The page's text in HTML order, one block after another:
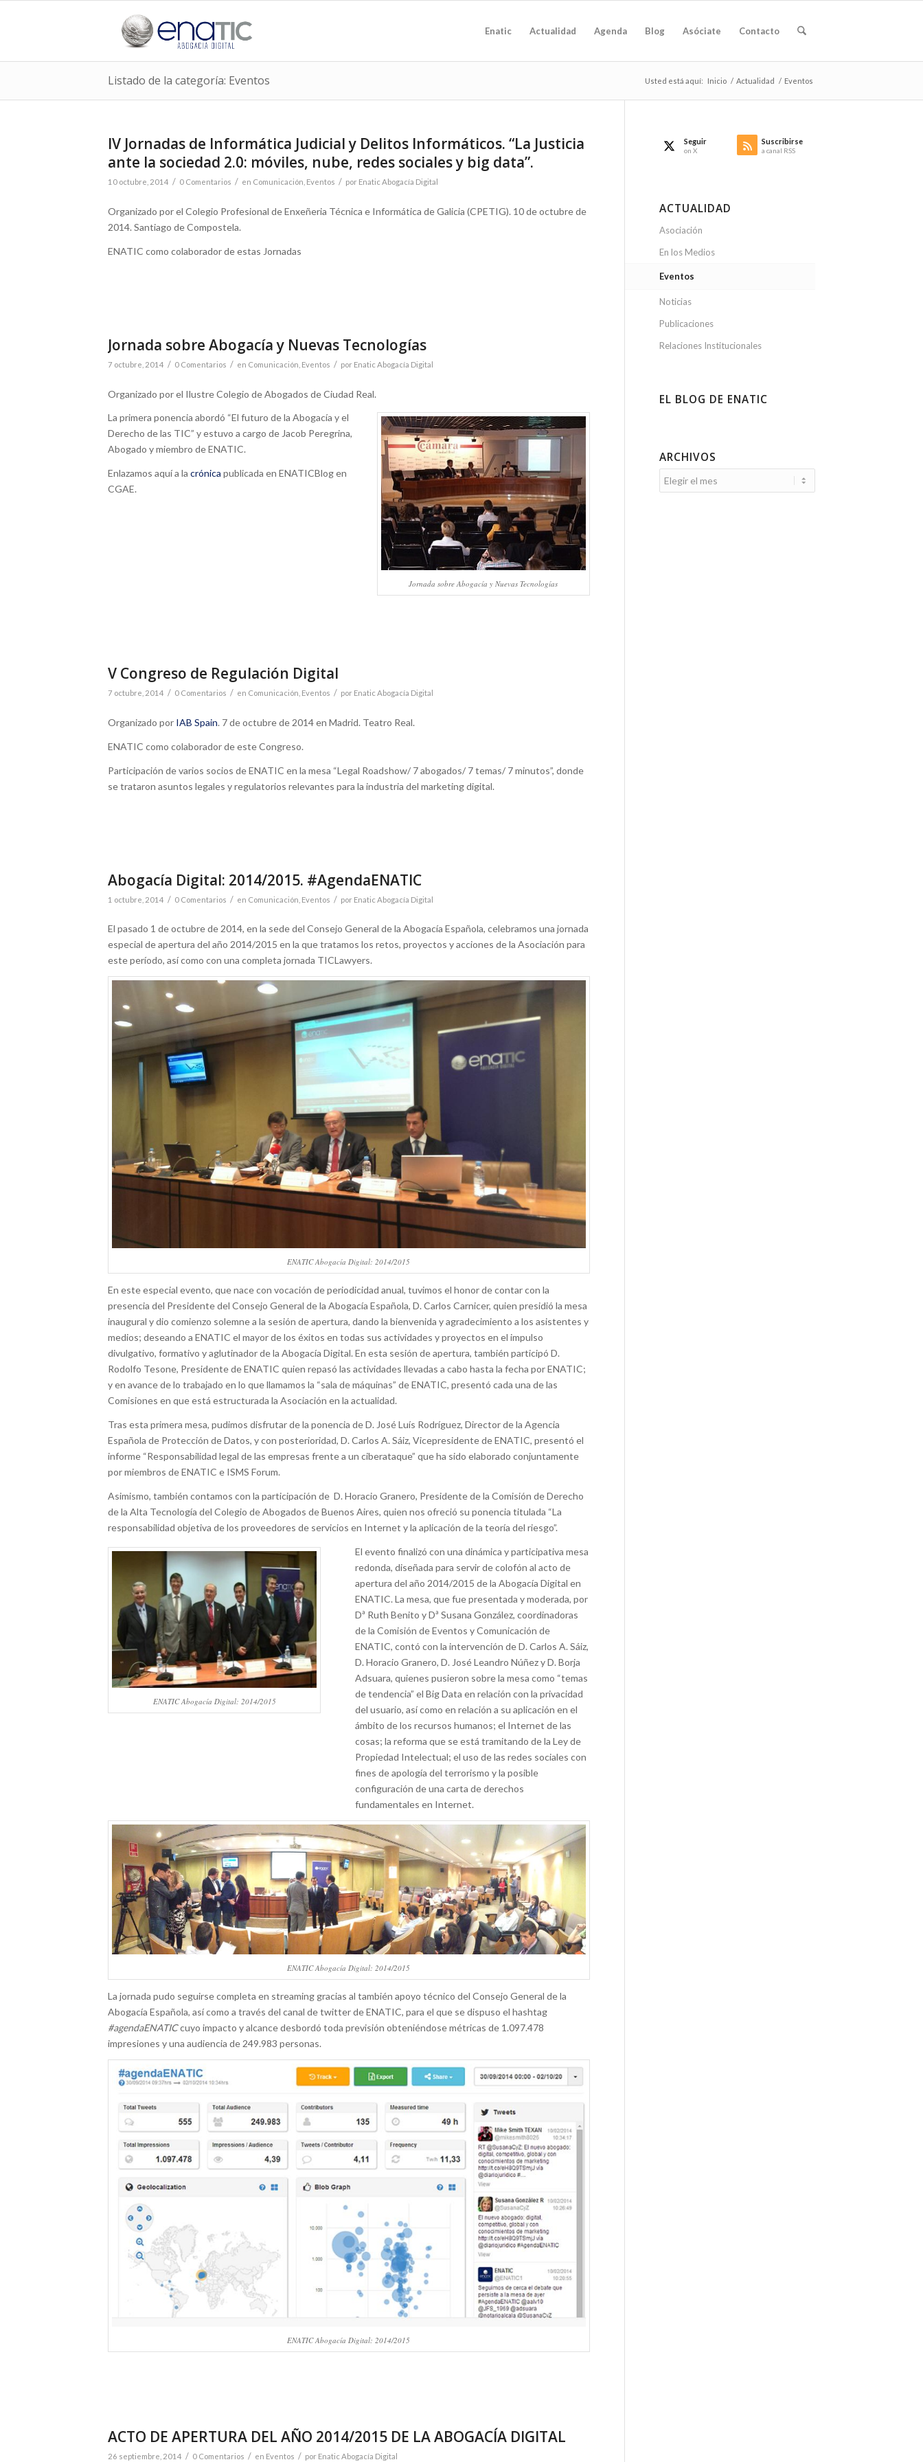
Enatic Actualidad Agenda Blog Asóciate Contacto
Listado de la categoría: Eventos Usted está aquí: Inicio / Actualidad / Eventos
IV Jornadas de Informática Judicial y Delitos Informáticos. “La Justicia
ante la sociedad 2.0: móviles, nube, redes sociales y big data”.
10 octubre, 2014 / 0 Comentarios / en Comunicación Eventos / por Enatic Abogacía Digital
Organizado por el Colegio Profesional de Enxeñeria Técnica e Informática de Galicia (CPETIG). 10 de octubre de
2014. Santiago de Compostela.
ENATIC como colaborador de estas Jornadas
Jornada sobre Abogacía y Nuevas Tecnologías
7 octubre, 2014 / 0 Comentarios / en Comunicación Eventos / por Enatic Abogacía Digital
Organizado por el Ilustre Colegio de Abogados de Ciudad Real.
Jornada sobre Abogacía y Nuevas Tecnologías
La primera ponencia abordó “El futuro de la Abogacía y el
Derecho de las TIC” y estuvo a cargo de Jacob Peregrina,
Abogado y miembro de ENATIC.
Enlazamos aquí a la crónica publicada en ENATICBlog en
CGAE.
V Congreso de Regulación Digital
7 octubre, 2014 / 0 Comentarios / en Comunicación Eventos / por Enatic Abogacía Digital
Organizado por IAB Spain. 7 de octubre de 2014 en Madrid. Teatro Real.
ENATIC como colaborador de este Congreso.
Participación de varios socios de ENATIC en la mesa “Legal Roadshow/ 7 abogados/ 7 temas/ 7 minutos”, donde
se trataron asuntos legales y regulatorios relevantes para la industria del marketing digital.
Abogacía Digital: 2014/2015. #AgendaENATIC
1 octubre, 2014 / 0 Comentarios / en Comunicación Eventos / por Enatic Abogacía Digital
El pasado 1 de octubre de 2014, en la sede del Consejo General de la Abogacía Española, celebramos una jornada
especial de apertura del año 2014/2015 en la que tratamos los retos, proyectos y acciones de la Asociación para
este período, así como con una completa jornada TICLawyers.
ENATIC Abogacía Digital: 2014/2015
En este especial evento, que nace con vocación de periodicidad anual, tuvimos el honor de contar con la
presencia del Presidente del Consejo General de la Abogacía Española, D. Carlos Carnicer, quien presidió la mesa
inaugural y dio comienzo solemne a la sesión de apertura, dando la bienvenida y agradecimiento a los asistentes y
medios; deseando a ENATIC el mayor de los éxitos en todas sus actividades y proyectos en el impulso
divulgativo, formativo y aglutinador de la Abogacía Digital. En esta sesión de apertura, también participó D.
Rodolfo Tesone, Presidente de ENATIC quien repasó las actividades llevadas a cabo hasta la fecha por ENATIC;
y en avance de lo trabajado en lo que llamamos la “sala de máquinas” de ENATIC, presentó cada una de las
Comisiones en que está estructurada la Asociación en la actualidad.
Tras esta primera mesa, pudimos disfrutar de la ponencia de D. José Luís Rodríguez, Director de la Agencia
Española de Protección de Datos, y con posterioridad, D. Carlos A. Sáiz, Vicepresidente de ENATIC, presentó el
informe “Responsabilidad legal de las empresas frente a un ciberataque” que ha sido elaborado conjuntamente
por miembros de ENATIC e ISMS Forum.
Asimismo, también contamos con la participación de D. Horacio Granero, Presidente de la Comisión de Derecho
de la Alta Tecnología del Colegio de Abogados de Buenos Aires, quien nos ofreció su ponencia titulada “La
responsabilidad objetiva de los proveedores de servicios en Internet y la aplicación de la teoría del riesgo”.
ENATIC Abogacía Digital: 2014/2015
El evento finalizó con una dinámica y participativa mesa
redonda, diseñada para servir de colofón al acto de
apertura del año 2014/2015 de la Abogacía Digital en
ENATIC. La mesa, que fue presentada y moderada, por
Dª Ruth Benito y Dª Susana González, coordinadoras
de la Comisión de Eventos y Comunicación de
ENATIC, contó con la intervención de D. Carlos A. Sáiz,
D. Horacio Granero, D. José Leandro Núñez y D. Borja
Adsuara, quienes pusieron sobre la mesa como “temas
de tendencia” el Big Data en relación con la privacidad
del usuario, así como en relación a su aplicación en el
ámbito de los recursos humanos; el Internet de las
cosas; la reforma que se está tramitando de la Ley de
Propiedad Intelectual; el uso de las redes sociales con
fines de apología del terrorismo y la posible
configuración de una carta de derechos
fundamentales en Internet.
ENATIC Abogacía Digital: 2014/2015
La jornada pudo seguirse completa en streaming gracias al también apoyo técnico del Consejo General de la
Abogacía Española, así como a través del canal de twitter de ENATIC, para el que se dispuso el hashtag
#agendaENATICcuyo impacto y alcance desbordó toda previsión obteniéndose métricas de 1.097.478
impresiones y una audiencia de 249.983 personas.
ENATIC Abogacía Digital: 2014/2015
ACTO DE APERTURA DEL AÑO 2014/2015 DE LA ABOGACÍA DIGITAL
26 septiembre, 2014 / 0 Comentarios / en Eventos / por Enatic Abogacía Digital
Seguir
on X
Suscribirse
a canal RSS
ACTUALIDAD
Asociación
En los Medios
Eventos
Noticias
Publicaciones
Relaciones Institucionales
EL BLOG DE ENATIC
ARCHIVOS